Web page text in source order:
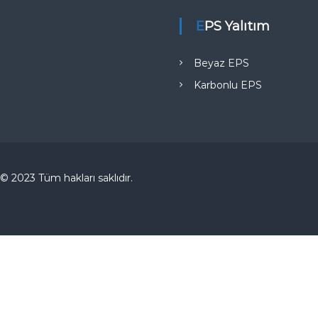
EPS Yalıtım
Beyaz EPS
Karbonlu EPS
© 2023 Tüm hakları saklıdır.